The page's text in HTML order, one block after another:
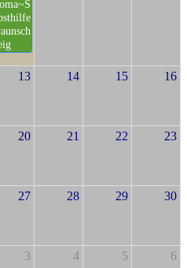
13 14 15 16
20 21 22 23
27 28 29 30
3 4 5 6